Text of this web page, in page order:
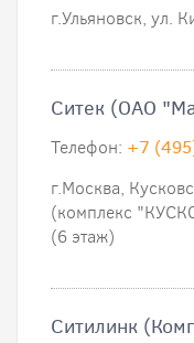
г.Ульяновск, ул.
Ситек (ОАО
Телефон: +7
г.Москва,
(комплекс
(6 этаж)
Ситилинк